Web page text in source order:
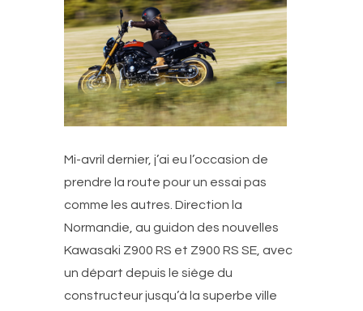
Mi-avril dernier, j’ai eu l’occasion de
prendre la route pour un essai pas
comme les autres. Direction la
Normandie, au guidon des nouvelles
Kawasaki Z900 RS et Z900 RS SE, avec
un départ depuis le siège du
constructeur jusqu’à la superbe ville